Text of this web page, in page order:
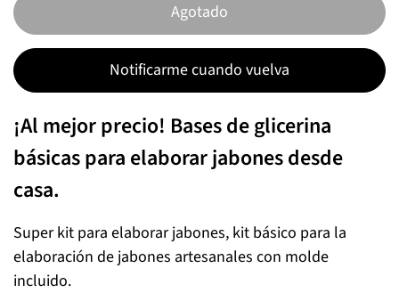
Agotado
Notificarme cuando vuelva
¡Al mejor precio! Bases de glicerina
básicas para elaborar jabones desde
casa.
Super kit para elaborar jabones, kit básico para la
elaboración de jabones artesanales con molde
incluido.